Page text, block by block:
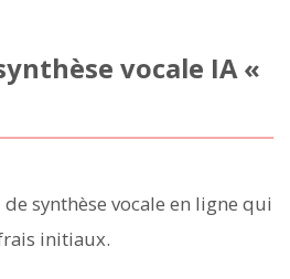
vocale IA «
synthèse vocale en ligne qui
initiaux.